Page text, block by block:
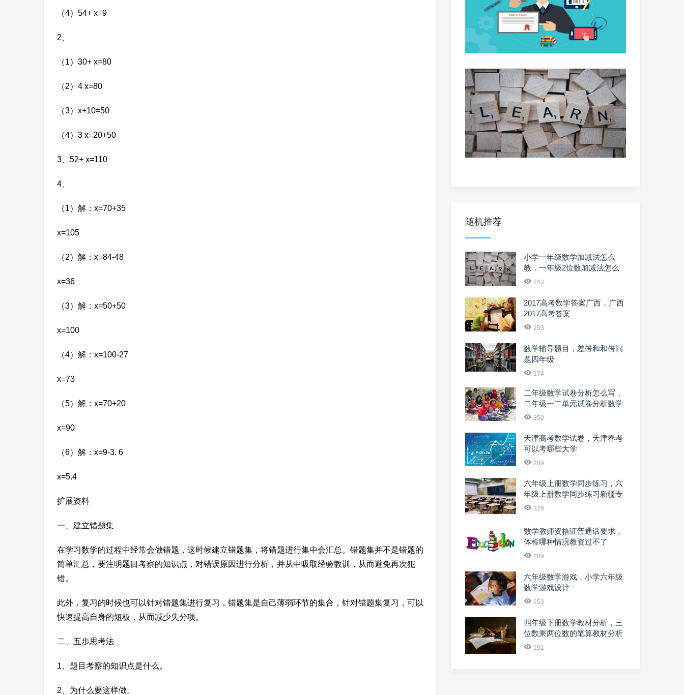
（4）54+ x=9
2、
（1）30+ x=80
（2）4 x=80
（3）x+10=50
（4）3 x=20+50
3、52+ x=110
4、
（1）解：x=70+35
x=105
（2）解：x=84-48
x=36
（3）解：x=50+50
x=100
（4）解：x=100-27
x=73
（5）解：x=70+20
x=90
（6）解：x=9-3. 6
x=5.4
扩展资料
一、建立错题集
在学习数学的过程中经常会做错题，这时候建立错题集，将错题进行集中会汇总。错题集并不是错题的
简单汇总，要注明题目考察的知识点，对错误原因进行分析，并从中吸取经验教训，从而避免再次犯
错。
此外，复习的时候也可以针对错题集进行复习，错题集是自己薄弱环节的集合，针对错题集复习，可以
快速提高自身的短板，从而减少失分项。
二、五步思考法
1、题目考察的知识点是什么。
2、为什么要这样做。
随机推荐
小学一年级数学加减法怎么
教，一年级2位数加减法怎么
教 243
2017高考数学答案广西，广西
2017高考答案
203
数学辅导题目，差倍和和倍问
题四年级
174
二年级数学试卷分析怎么写，
二年级一二单元试卷分析数学
350
天津高考数学试卷，天津春考
可以考哪些大学
289
六年级上册数学同步练习，六
年级上册数学同步练习新疆专
版在哪买
329
数学教师资格证普通话要求，
体检哪种情况教资过不了
209
六年级数学游戏，小学六年级
数学游戏设计
253
四年级下册数学教材分析，三
位数乘两位数的笔算教材分析
191